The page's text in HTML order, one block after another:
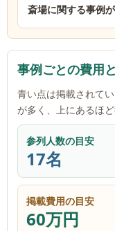
斎場に関する事例
事例ごとの費用
青い点は掲載されて
が多く、上にあるほ
参列人数の目安
17名
掲載費用の目安
60万円